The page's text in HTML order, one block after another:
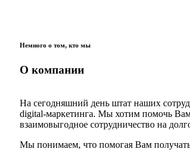
Немного о том, кто мы
О компании
На сегодняшний день штат наших
digital-маркетинга. Мы хотим помочь Вам
взаимовыгодное сотрудничество на
Мы понимаем, что помогая Вам